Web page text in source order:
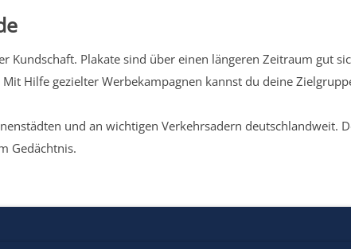
Kundschaft. Plakate sind über einen längeren Zeitraum gut
Hilfe gezielter Werbekampagnen kannst du deine
und an wichtigen Verkehrsadern deutschlandweit.
Gedächtnis.